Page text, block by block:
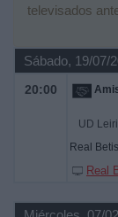
televisados
Sábado, 19/07/
20:00
UD
Real Betis
Real